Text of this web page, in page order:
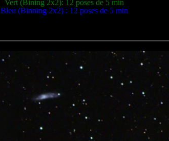
Vert (Bining 2x2): 12 poses de 5 min
Bleu (Binning 2x2) : 12 poses de 5 min